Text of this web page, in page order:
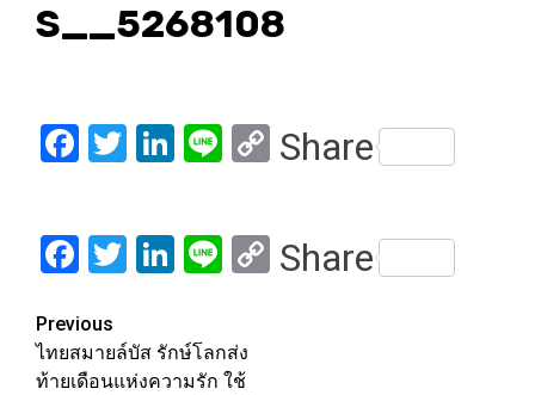
S__5268108
Facebook
Twitter
LinkedIn
LineCopy
Share
Facebook
Twitter
LinkedIn
LineCopy
Share
Post
navigation
Previous
ไทยสมายล์บัส รักษ์โลกส่ง
ท้ายเดือนแห่งความรัก ใช้